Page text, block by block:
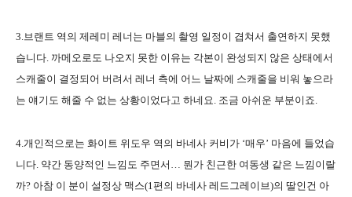
3.브랜트 역의 제레미 레너는 마블의 촬영 일정이 겹쳐서 출연하지 못했
습니다. 까메오로도 나오지 못한 이유는 각본이 완성되지 않은 상태에서
스캐줄이 결정되어 버려서 레너 측에 어느 날짜에 스캐줄을 비워 놓으라
는 얘기도 해줄 수 없는 상황이었다고 하네요. 조금 아쉬운 부분이죠.
4.개인적으로는 화이트 위도우 역의 바네사 커비가 ‘매우’ 마음에 들었습
니다. 약간 동양적인 느낌도 주면서… 뭔가 친근한 여동생 같은 느낌이랄
까? 아참 이 분이 설정상 맥스(1편의 바네사 레드그레이브)의 딸인건 아